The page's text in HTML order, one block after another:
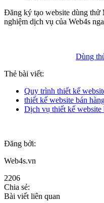
Đăng ký tạo website dùng thử
nghiệm dịch vụ của Web4s
Dùng
Thẻ bài viết:
Quy trình thiết kế
thiết kế website bán
Dịch vụ thiết kế website
Đăng bởi:
Web4s.vn
2206
Chia sẻ:
Bài viết liên quan